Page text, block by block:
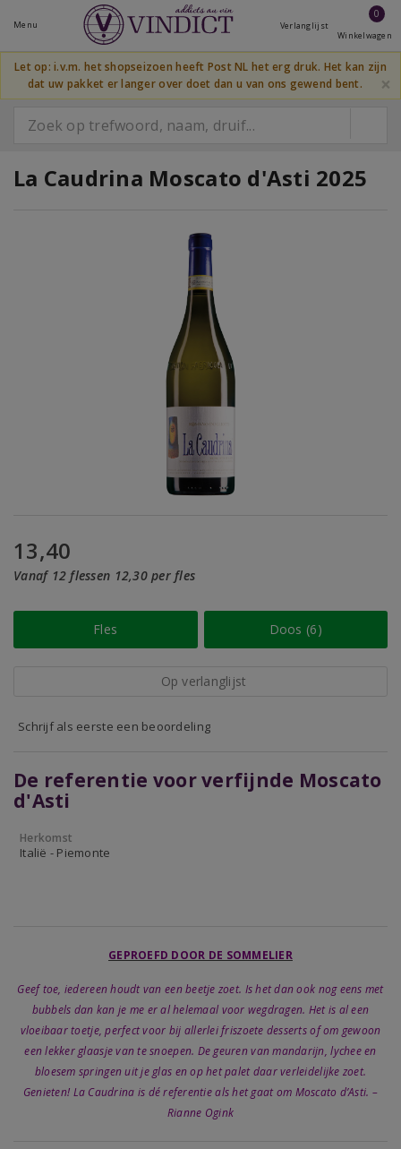
Menu Verlanglijst
0
Winkelwagen
Let op: i.v.m. het shopseizoen heeft Post NL het erg druk. Het kan zijn
dat uw pakket er langer over doet dan u van ons gewend bent.
×
La Caudrina Moscato d'Asti 2025
13,40
Vanaf 12 flessen 12,30 per fles
Fles Doos (6)
Op verlanglijst
Schrijf als eerste een beoordeling
De referentie voor verfijnde Moscato
d'Asti
Herkomst
Italië - Piemonte
GEPROEFD DOOR DE SOMMELIER
Geef toe, iedereen houdt van een beetje zoet. Is het dan ook nog eens met
bubbels dan kan je me er al helemaal voor wegdragen. Het is al een
vloeibaar toetje, perfect voor bij allerlei friszoete desserts of om gewoon
een lekker glaasje van te snoepen. De geuren van mandarijn, lychee en
bloesem springen uit je glas en op het palet daar verleidelijke zoet.
Genieten! La Caudrina is dé referentie als het gaat om Moscato d’Asti. –
Rianne Ogink